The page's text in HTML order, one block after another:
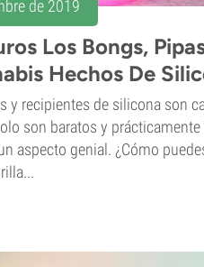
de 2019
Los Bongs,
Hechos De
y recipientes de silicona son
son baratos y
aspecto genial. ¿Cómo